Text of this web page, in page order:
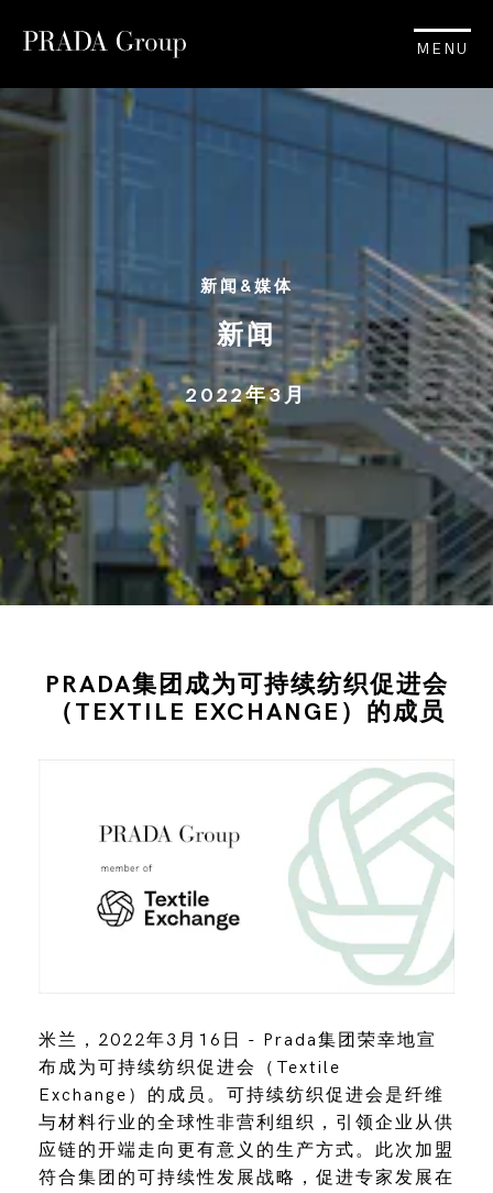
MENU
新闻&媒体
新闻
2022年3月
PRADA集团成为可持续纺织促进会
（TEXTILE EXCHANGE）的成员
米兰，2022年3月16日 - Prada集团荣幸地宣
布成为可持续纺织促进会（Textile
Exchange）的成员。可持续纺织促进会是纤维
与材料行业的全球性非营利组织，引领企业从供
应链的开端走向更有意义的生产方式。此次加盟
符合集团的可持续性发展战略，促进专家发展在